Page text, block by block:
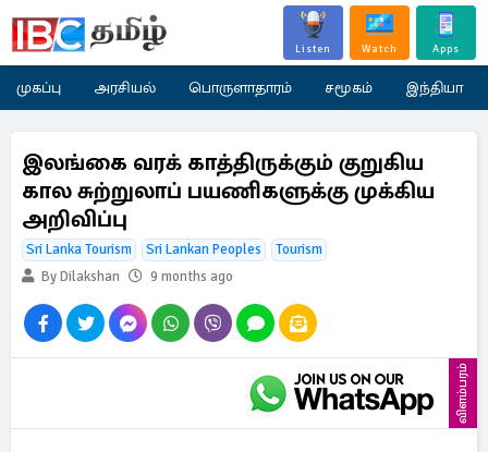
Listen Watch Apps
முகப்பு அரசியல் பொருளாதாரம் சமூகம் இந்தியா
இலங்கை வரக் காத்திருக்கும் குறுகிய
கால சுற்றுலாப் பயணிகளுக்கு முக்கிய
அறிவிப்பு
Sri Lanka Tourism Sri Lankan Peoples
Tourism
By Dilakshan
9 months ago
விளம்பரம்